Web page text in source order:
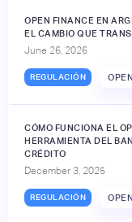
OPEN FINANCE EN
EL CAMBIO QUE
June 26, 2026
REGULACIÓN
CÓMO FUNCIONA EL
HERRAMIENTA DEL
CRÉDITO
December 3, 2025
REGULACIÓN